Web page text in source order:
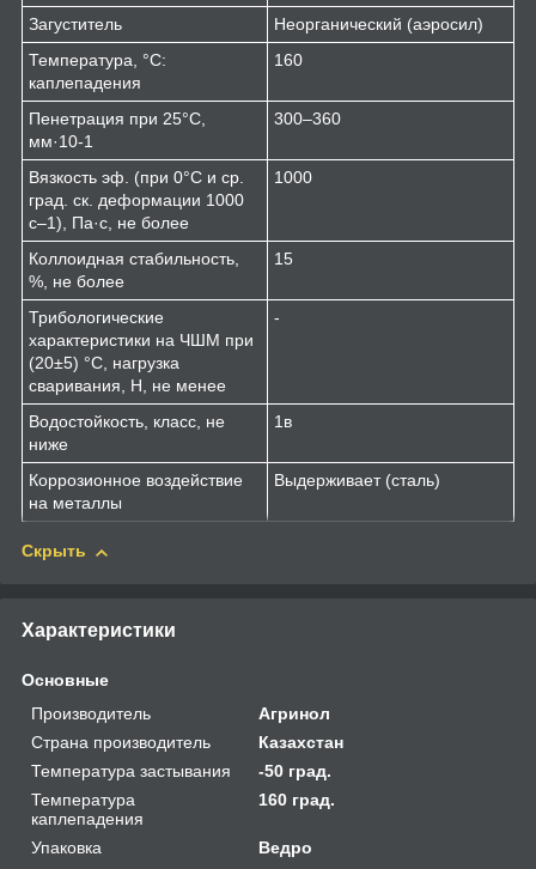
Загуститель
Неорганический (аэросил)
Температура, °С:
каплепадения
160
Пенетрация при 25°С,
мм·10-1
300–360
Вязкость эф. (при 0°С и ср.
град. ск. деформации 1000
с–1), Па·с, не более
1000
Коллоидная стабильность,
%, не более
15
Трибологические
характеристики на ЧШМ при
(20±5) °С, нагрузка
сваривания, Н, не менее
-
Водостойкость, класс, не
ниже
1в
Коррозионное воздействие
на металлы
Выдерживает (сталь)
Скрыть
Характеристики
Основные
Производитель
Агринол
Страна производитель
Казахстан
Температура застывания
-50 град.
Температура
каплепадения
160 град.
Упаковка
Ведро